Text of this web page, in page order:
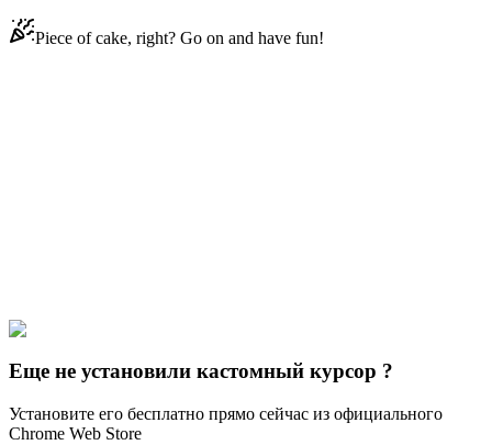
Piece of cake, right? Go on and have fun!
Финикс и Герб
Tjinder & A+ Grade Exam
Еще не установили кастомный курсор ?
Установите его бесплатно прямо сейчас из официального
Chrome Web Store